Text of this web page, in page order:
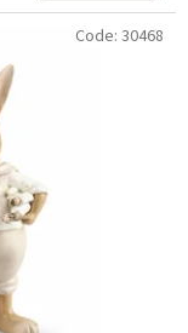
Code: 30468